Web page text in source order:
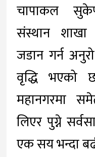
चापाकल
संस्थान शाखा
जडान गर्न
वृद्धि भएको
महानगरमा
लिएर पुग्ने
एक सय भन्दा